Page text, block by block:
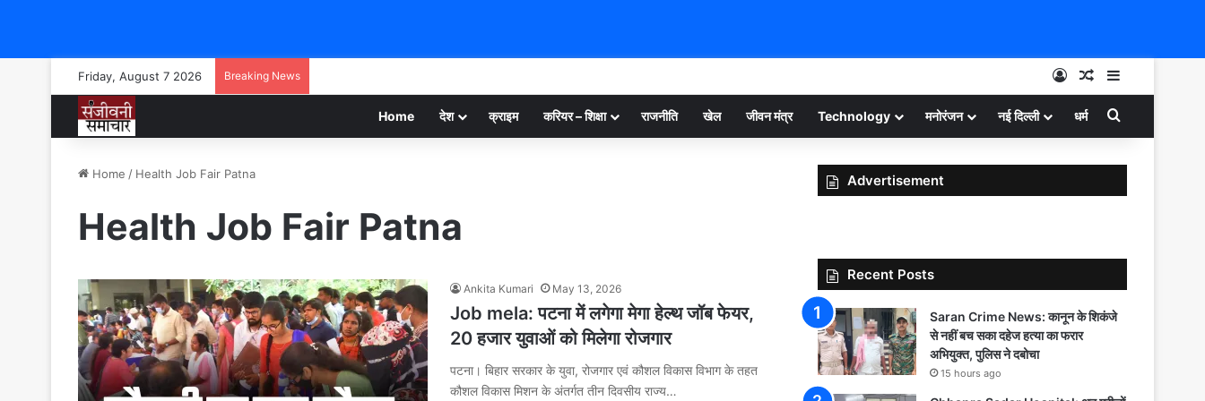
Friday, August 7 2026 Breaking News Log InRandom Article
Sidebar
Home देश क्राइम करियर – शिक्षा राजनीति खेल जीवन मंत्र Technology मनोरंजन नई दिल्ली धर्म Search for
Home / Health Job Fair Patna
Health Job Fair Patna
Ankita Kumari May 13, 2026
Job mela: पटना में लगेगा मेगा हेल्थ जॉब फेयर,
20 हजार युवाओं को मिलेगा रोजगार
पटना। बिहार सरकार के युवा, रोजगार एवं कौशल विकास विभाग के तहत
कौशल विकास मिशन के अंतर्गत तीन दिवसीय राज्य…
Advertisement
Recent Posts
Saran Crime News: कानून के शिकंजे
से नहीं बच सका दहेज हत्या का फरार
अभियुक्त, पुलिस ने दबोचा
15 hours ago